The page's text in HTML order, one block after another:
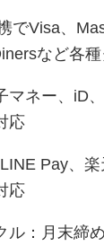
でVisa、
など各
マネー、iD
応
Pay、
応
ル：月末締